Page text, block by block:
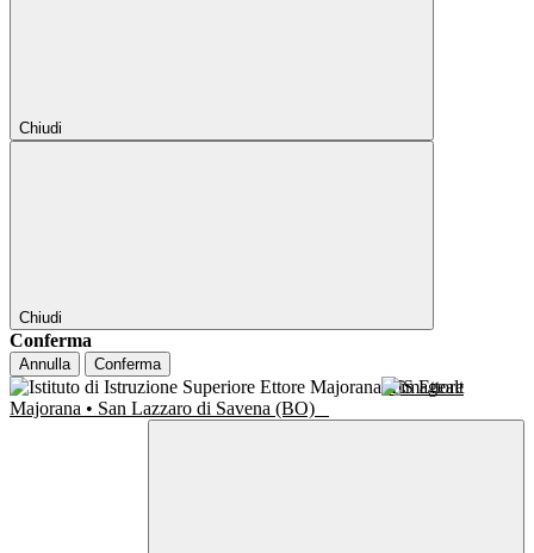
Chiudi
Chiudi
Conferma
Annulla Conferma
IIS Ettore
Majorana • San Lazzaro di Savena (BO)